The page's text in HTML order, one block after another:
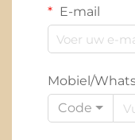
E-mail
Mobiel/
Code